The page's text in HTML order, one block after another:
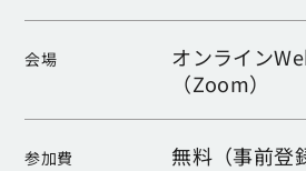
会場
オンライン
（Zoom）
参加費 無料（事前登